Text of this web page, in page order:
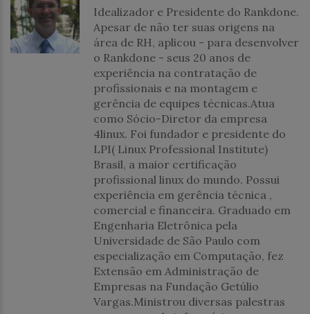
Idealizador e Presidente do Rankdone.
Apesar de não ter suas origens na
área de RH, aplicou - para desenvolver
o Rankdone - seus 20 anos de
experiência na contratação de
profissionais e na montagem e
gerência de equipes técnicas.Atua
como Sócio-Diretor da empresa
4linux. Foi fundador e presidente do
LPI( Linux Professional Institute)
Brasil, a maior certificação
profissional linux do mundo. Possui
experiência em gerência técnica ,
comercial e financeira. Graduado em
Engenharia Eletrônica pela
Universidade de São Paulo com
especialização em Computação, fez
Extensão em Administração de
Empresas na Fundação Getúlio
Vargas.Ministrou diversas palestras